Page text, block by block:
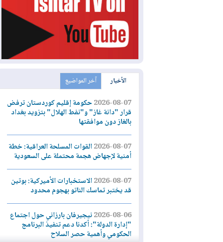
الأخبار آخر المواضيع
2026-08-07حكومة إقليم كوردستان ترفض
قرار "دانة غاز" و"نفط الهلال" بتزويد بغداد
بالغاز دون موافقتها
2026-08-07القوات المسلحة العراقية: خطة
أمنية لإجهاض هجمة محتملة على السعودية
2026-08-07الاستخبارات الأميركية: بوتين
قد يختبر تماسك الناتو بهجوم محدود
2026-08-06نيجيرفان بارزاني حول اجتماع
"إدارة الدولة": أكدنا دعم تنفيذ البرنامج
الحكومي وأهمية حصر السلاح